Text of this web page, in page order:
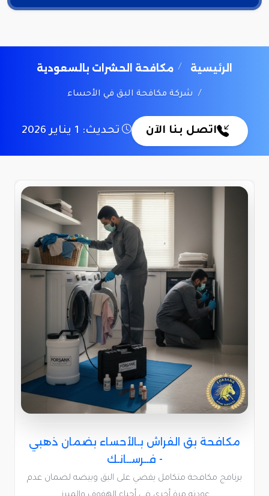
الرئيسية مكافحة الحشرات بالسعودية
شركة مكافحة البق في الأحساء
اتصل بنا الآن تحديث: 1 يناير 2026
مكافحة بق الفراش بـالأحساء بضمان ذهبي
- فــرســانـك
برنامج مكافحة متكامل يقضي على البق وبيضه لضمان عدم